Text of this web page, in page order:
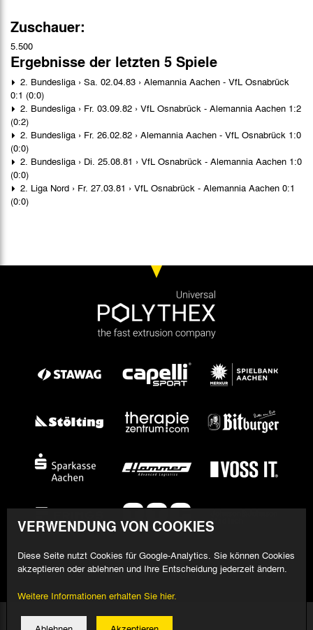
Zuschauer:
5.500
Ergebnisse der letzten 5 Spiele
2. Bundesliga › Sa. 02.04.83 › Alemannia Aachen - VfL Osnabrück
0:1 (0:0)
2. Bundesliga › Fr. 03.09.82 › VfL Osnabrück - Alemannia Aachen 1:2
(0:2)
2. Bundesliga › Fr. 26.02.82 › Alemannia Aachen - VfL Osnabrück 1:0
(0:0)
2. Bundesliga › Di. 25.08.81 › VfL Osnabrück - Alemannia Aachen 1:0
(0:0)
2. Liga Nord › Fr. 27.03.81 › VfL Osnabrück - Alemannia Aachen 0:1
(0:0)
© 2026 Alemannia Aachen - Alle Rechte vorbehalten
VERWENDUNG VON COOKIES
Diese Seite nutzt Cookies für Google-Analytics. Sie können Cookies
akzeptieren oder ablehnen und Ihre Entscheidung jederzeit ändern.
Weitere Informationen erhalten Sie hier.